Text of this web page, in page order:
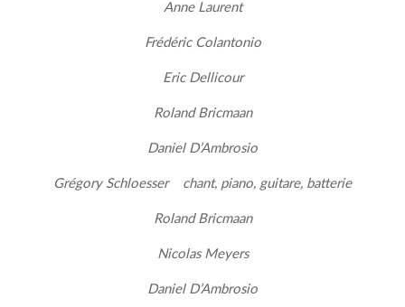
Anne Laurent
Frédéric Colantonio
Eric Dellicour
Roland Bricmaan
Daniel D’Ambrosio
Grégory Schloesser chant, piano, guitare, batterie
Roland Bricmaan
Nicolas Meyers
Daniel D’Ambrosio